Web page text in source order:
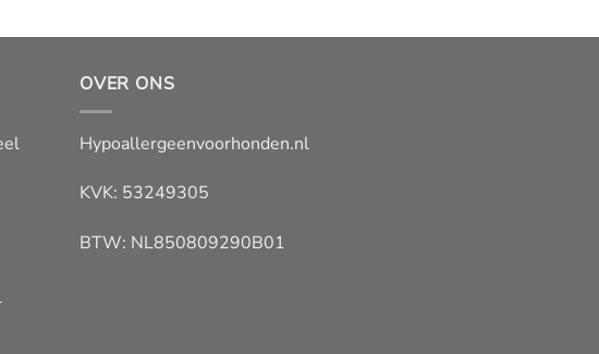
OVER ONS
Hypoallergeenvoorhonden.nl
KVK: 53249305
BTW: NL850809290B01